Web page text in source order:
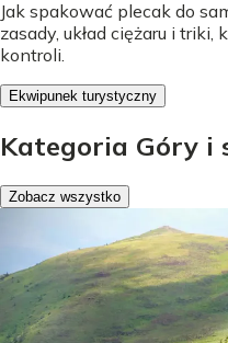
Jak spakować plecak do
zasady, układ ciężaru i triki,
kontroli.
Ekwipunek turystyczny
Kategoria Góry i
Zobacz wszystko